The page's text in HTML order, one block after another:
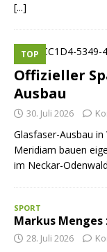
[...]
Offizieller
Ausbau
TOP
30. Juli 2026
Glasfaser-Ausbau
Meridiam bauen
im Neckar-
SPORT
Markus
28. Juli 2026